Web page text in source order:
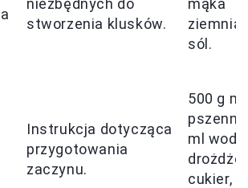
stworzenia klusków.
sól.
Instrukcja dotycząca
przygotowania
zaczynu.
500 g
ml wody,
drożdże,
cukier,